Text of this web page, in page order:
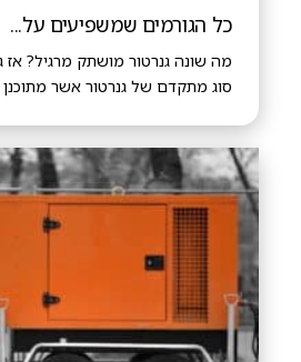
כל הגורמים שמשפיעים על...
מה שונה גנרטור מושתק מרגיל? אז
סוג מתקדם של גנרטור אשר מתוכנן